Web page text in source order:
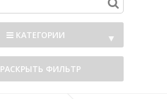
КАТЕГОРИИ ▼
РАСКРЫТЬ ФИЛЬТР